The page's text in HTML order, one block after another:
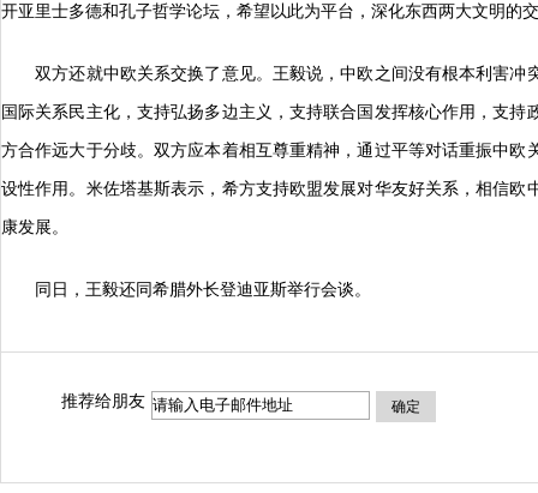
开亚里士多德和孔子哲学论坛，希望以此为平台，深化东西两大文明的
双方还就中欧关系交换了意见。王毅说，中欧之间没有根本利害冲
国际关系民主化，支持弘扬多边主义，支持联合国发挥核心作用，支
方合作远大于分歧。双方应本着相互尊重精神，通过平等对话重振中
设性作用。米佐塔基斯表示，希方支持欧盟发展对华友好关系，相信
康发展。
同日，王毅还同希腊外长登迪亚斯举行会谈。
推荐给朋友 确定